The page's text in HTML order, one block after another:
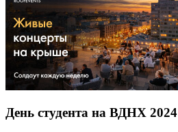
День студента на ВДНХ 2024